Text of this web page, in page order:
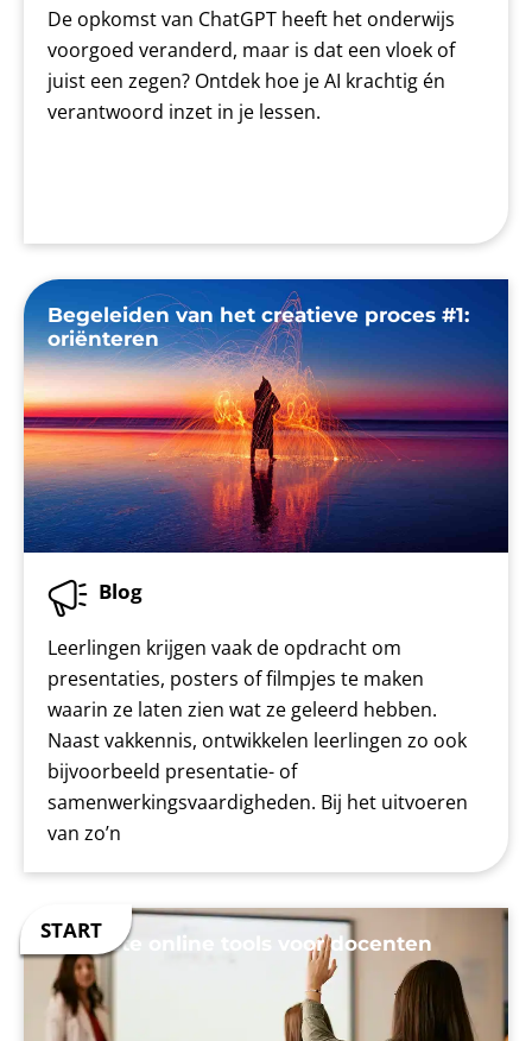
De opkomst van ChatGPT heeft het onderwijs
voorgoed veranderd, maar is dat een vloek of
juist een zegen? Ontdek hoe je AI krachtig én
verantwoord inzet in je lessen.
Begeleiden van het creatieve proces #1:
oriënteren
Blog
Leerlingen krijgen vaak de opdracht om
presentaties, posters of filmpjes te maken
waarin ze laten zien wat ze geleerd hebben.
Naast vakkennis, ontwikkelen leerlingen zo ook
bijvoorbeeld presentatie- of
samenwerkingsvaardigheden. Bij het uitvoeren
van zo’n
De beste online tools voor docenten